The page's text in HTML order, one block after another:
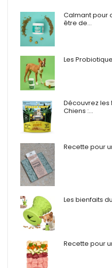
Calmant pour
être de…
Les
Découvrez les
Chiens :…
Recette pour
Les bienfaits
Recette pour